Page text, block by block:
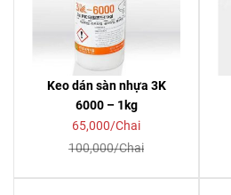
Keo dán sàn nhựa 3K
6000 – 1kg
65,000/Chai
100,000/Chai